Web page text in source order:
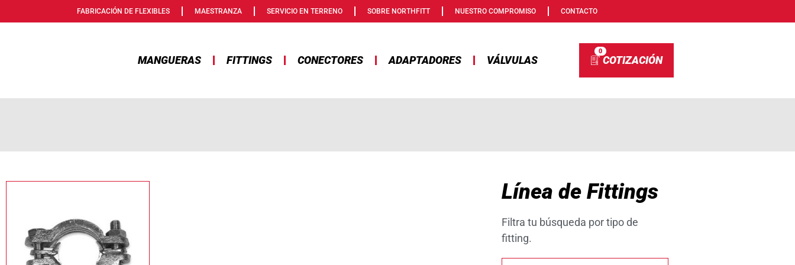
FABRICACIÓN DE FLEXIBLES MAESTRANZA SERVICIO EN TERRENO SOBRE NORTHFITT NUESTRO COMPROMISO CONTACTO
MANGUERAS FITTINGS CONECTORES ADAPTADORES VÁLVULAS
0
Línea de Fittings
Filtra tu búsqueda por tipo de
fitting.